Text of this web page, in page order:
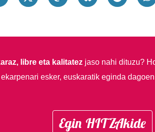
libre eta kalitatezjaso nahi dituzu?
esker, euskaratik eginda
Egin HITZAkide